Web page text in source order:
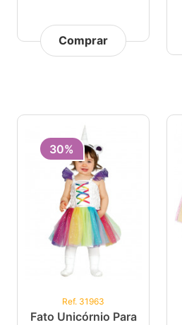
Comprar
30%
Ref. 31963
Fato Unicórnio Para